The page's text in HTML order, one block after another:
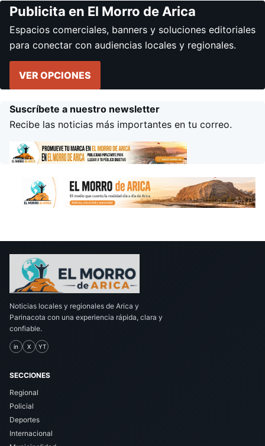
Publicita en El Morro de Arica
Espacios comerciales, banners y soluciones editoriales
para conectar con audiencias locales y regionales.
VER OPCIONES
Suscríbete a nuestro newsletter
Recibe las noticias más importantes en tu correo.
Noticias locales y regionales de Arica y
Parinacota con una experiencia rápida, clara y
confiable.
in X YT
SECCIONES
Regional
Policial
Deportes
Internacional